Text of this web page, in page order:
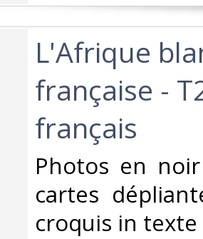
‎L'Afrique
française -
français‎
‎Photos en
cartes
croquis in texte‎